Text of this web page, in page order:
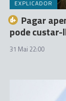
EXPLICADOR
Pagar
pode custar-
31 Mai 22:00